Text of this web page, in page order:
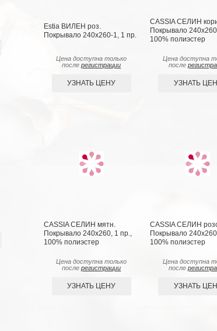
Estia ВИЛЕН роз.
Покрывало 240х260-1, 1 пр.
Цена доступна только
послерегистрации
УЗНАТЬ ЦЕНУ
CASSIA СЕЛИН
Покрывало
100% полиэстер
Цена доступна
после
УЗНАТЬ
CASSIA СЕЛИН мятн.
Покрывало 240х260, 1 пр.,
100% полиэстер
Цена доступна только
послерегистрации
УЗНАТЬ ЦЕНУ
CASSIA СЕЛИН
Покрывало 240х260,
100% полиэстер
Цена доступна
после
УЗНАТЬ